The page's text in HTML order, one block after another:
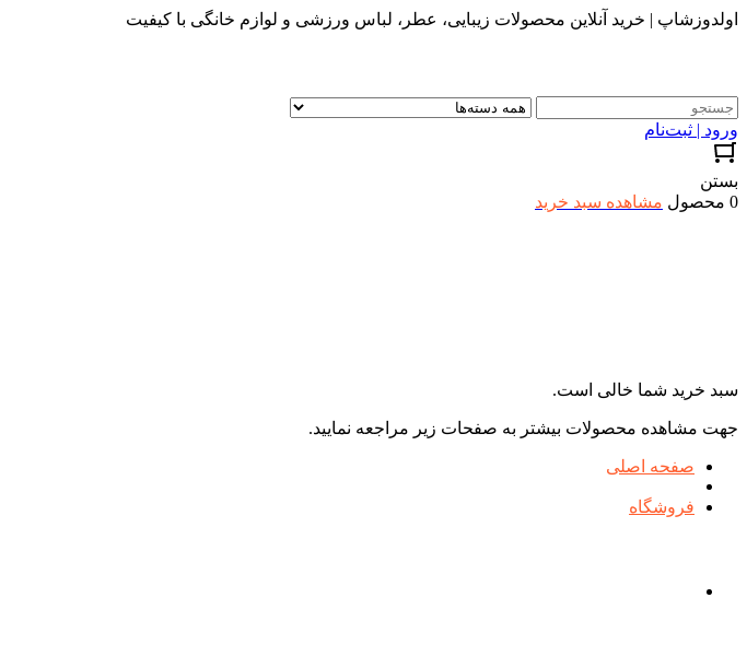
اولدوزشاپ | خرید آنلاین محصولات زیبایی، عطر، لباس ورزشی و لوازم خانگی با کیفیت
ورود | ثبت‌نام
بستن
0 محصول
مشاهده سبد خرید
سبد خرید شما خالی است.
جهت مشاهده محصولات بیشتر به صفحات زیر مراجعه نمایید.
صفحه اصلی
فروشگاه